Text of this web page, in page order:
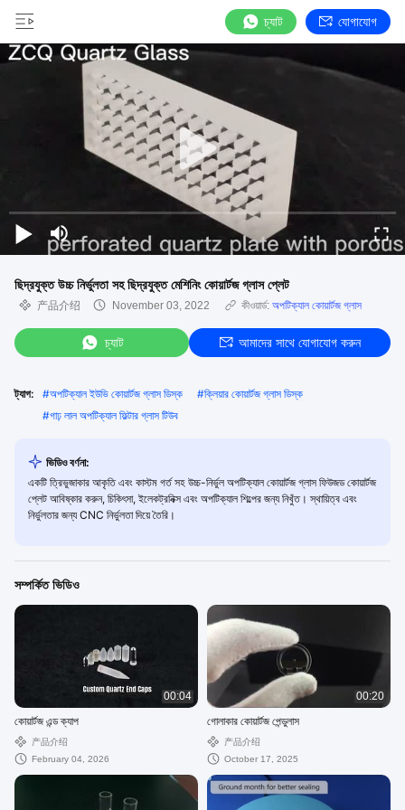
চ্যাট যোগাযোগ
ছিদ্রযুক্ত উচ্চ নির্ভুলতা সহ ছিদ্রযুক্ত মেশিনিং কোয়ার্টজ গ্লাস প্লেট
产品介绍 November 03, 2022 কীওয়ার্ড: অপটিক্যাল কোয়ার্টজ গ্লাস
চ্যাট আমাদের সাথে যোগাযোগ করুন
ট্যাগ: #অপটিক্যাল ইউভি কোয়ার্টজ গ্লাস ডিস্ক #ক্লিয়ার কোয়ার্টজ গ্লাস ডিস্ক
#গাঢ় লাল অপটিক্যাল ফিল্টার গ্লাস টিউব
ভিডিও বর্ণনা:
একটি ত্রিভুজাকার আকৃতি এবং কাস্টম গর্ত সহ উচ্চ-নির্ভুল অপটিক্যাল কোয়ার্টজ গ্লাস ফিউজড কোয়ার্টজ
প্লেট আবিষ্কার করুন, চিকিৎসা, ইলেকট্রনিক্স এবং অপটিক্যাল শিল্পের জন্য নিখুঁত। স্থায়িত্ব এবং
নির্ভুলতার জন্য CNC নির্ভুলতা দিয়ে তৈরি।
সম্পর্কিত ভিডিও
00:04
কোয়ার্টজ এন্ড ক্যাপ
产品介绍
February 04, 2026
00:20
গোলাকার কোয়ার্টজ পেন্ডুলাস
产品介绍
October 17, 2025